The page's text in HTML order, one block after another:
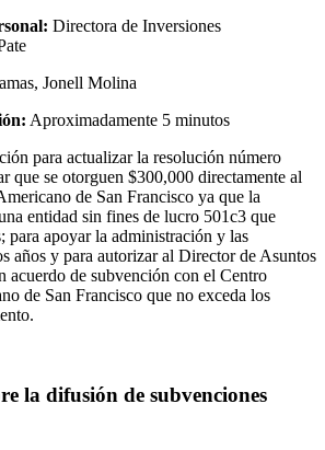
Directora de Inversiones
Jonell Molina
Aproximadamente 5 minutos
para actualizar la resolución número
que se otorguen $300,000 directamente al
de San Francisco ya que la
entidad sin fines de lucro 501c3 que
para apoyar la administración y las
años y para autorizar al Director de Asuntos
acuerdo de subvención con el Centro
de San Francisco que no exceda los
la difusión de subvenciones